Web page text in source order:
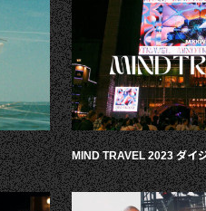
MIND TRAVEL 2023 ダイ